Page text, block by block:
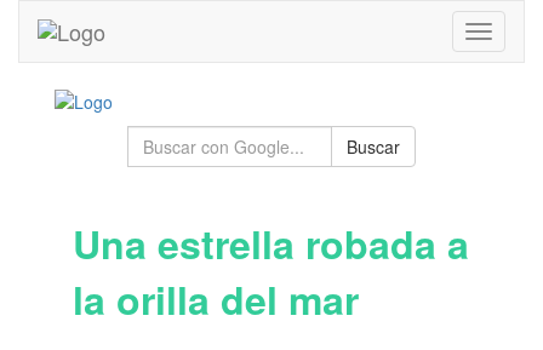
Toggle
Buscar
Una estrella robada a
la orilla del mar